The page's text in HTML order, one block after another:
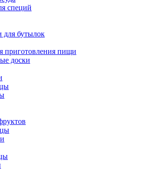
специй
для бутылок
приготовления пищи
доски